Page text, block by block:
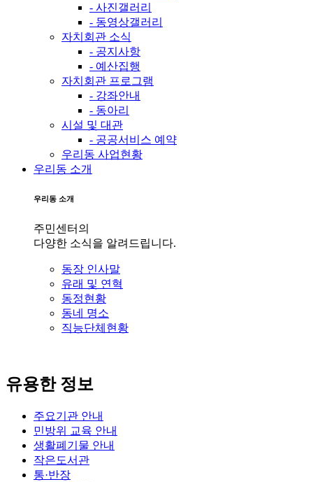
- 사진갤러리
- 동영상갤러리
자치회관 소식
- 공지사항
- 예산집행
자치회관 프로그램
- 강좌안내
- 동아리
시설 및 대관
- 공공서비스 예약
우리동 사업현황
우리동 소개
우리동 소개
주민센터의
다양한 소식을 알려드립니다.
동장 인사말
유래 및 연혁
동정현황
동네 명소
직능단체현황
유용한 정보
주요기관 안내
민방위 교육 안내
생활폐기물 안내
작은도서관
통·반장